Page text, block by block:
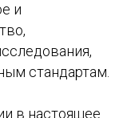
и
стандартам.
в настоящее